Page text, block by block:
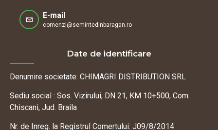
E-mail
comenzi@semintedinbaragan.ro
Date de identificare
Denumire societate: CHIMAGRI DISTRIBUTION SRL
Sediu social : Sos. Vizirului, DN 21, KM 10+500, Com.
Chiscani, Jud. Braila
Nr. de Inreg. la Registrul Comertului: J09/8/2014